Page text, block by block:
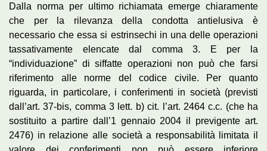
Dalla norma per ultimo richiamata emerge chiaramente
che per la rilevanza della condotta antielusiva è
necessario che essa si estrinsechi in una delle operazioni
tassativamente elencate dal comma 3. E per la
“individuazione” di siffatte operazioni non può che farsi
riferimento alle norme del codice civile. Per quanto
riguarda, in particolare, i conferimenti in società (previsti
dall’art. 37-bis, comma 3 lett. b) cit. l’art. 2464 c.c. (che ha
sostituito a partire dall’1 gennaio 2004 il previgente art.
2476) in relazione alle società a responsabilità limitata il